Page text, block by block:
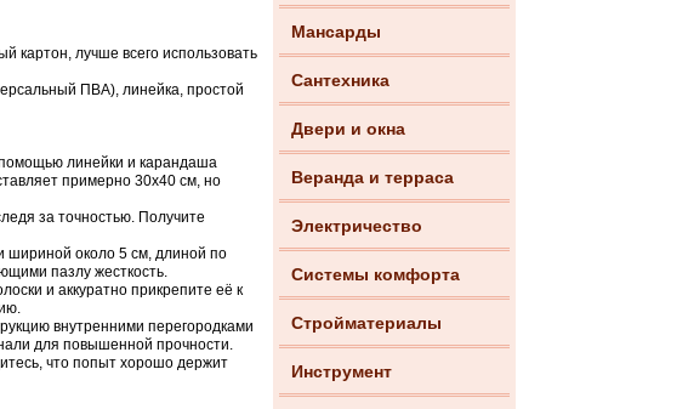
Мансарды
Сантехника
Двери и окна
Веранда и терраса
Электричество
Системы комфорта
Стройматериалы
Инструмент
картон, лучше всего использовать
ПВА), линейка, простой
линейки и карандаша
примерно 30х40 см, но
за точностью. Получите
шириной около 5 см, длиной по
пазлу жесткость.
и аккуратно прикрепите её к
внутренними перегородками
для повышенной прочности.
что попыт хорошо держит